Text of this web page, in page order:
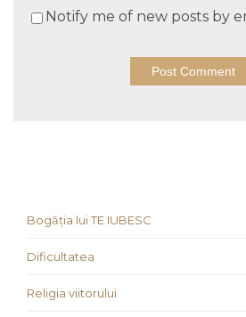
Notify me of new posts by
Bogăția lui TE IUBESC
Dificultatea
Religia viitorului